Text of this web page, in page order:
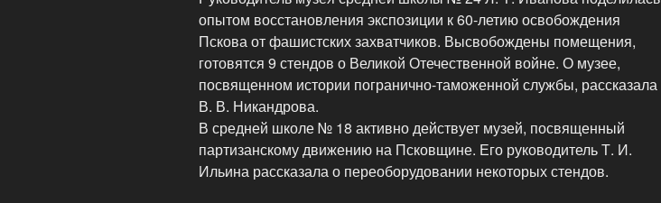
опытом восстановления экспозиции к 60-летию освобождения
Пскова от фашистских захватчиков. Высвобождены помещения,
готовятся 9 стендов о Великой Отечественной войне. О музее,
посвященном истории погранично-таможенной службы, рассказала
В. В. Никандрова.
В средней школе № 18 активно действует музей, посвященный
партизанскому движению на Псковщине. Его руководитель Т. И.
Ильина рассказала о переоборудовании некоторых стендов.